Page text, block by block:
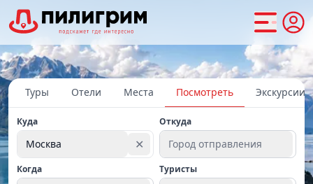
Туры Отели Места Посмотреть Экскурсии
Куда
Москва ✕
Откуда
Город отправления
Когда Туристы